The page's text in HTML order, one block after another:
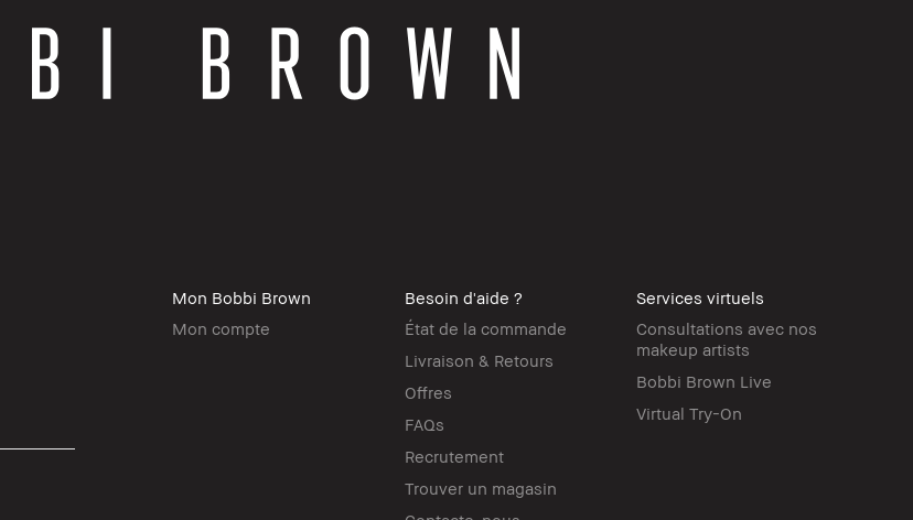
Mon Bobbi Brown
Mon compte
Besoin d'aide ?
État de la commande
Livraison & Retours
Offres
FAQs
Recrutement
Trouver un magasin
Services virtuels
Consultations avec nos
makeup artists
Bobbi Brown Live
Virtual Try-On